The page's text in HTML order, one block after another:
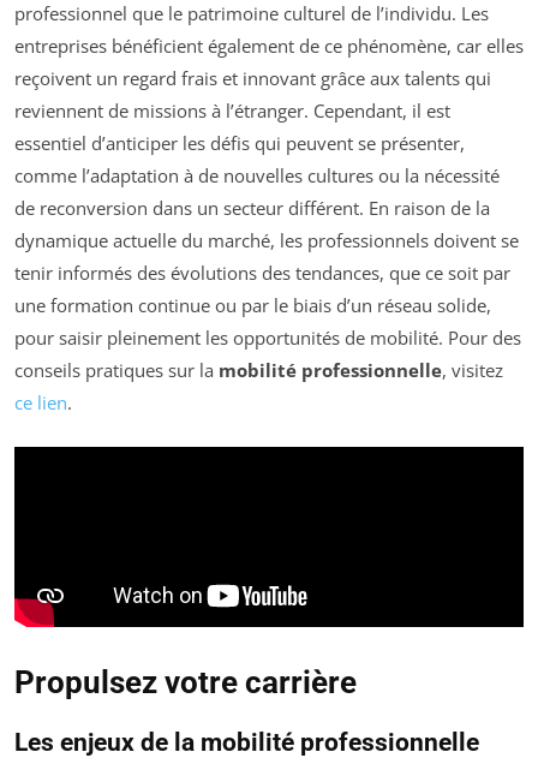
professionnel que le patrimoine culturel de l’individu. Les
entreprises bénéficient également de ce phénomène, car elles
reçoivent un regard frais et innovant grâce aux talents qui
reviennent de missions à l’étranger. Cependant, il est
essentiel d’anticiper les défis qui peuvent se présenter,
comme l’adaptation à de nouvelles cultures ou la nécessité
de reconversion dans un secteur différent. En raison de la
dynamique actuelle du marché, les professionnels doivent se
tenir informés des évolutions des tendances, que ce soit par
une formation continue ou par le biais d’un réseau solide,
pour saisir pleinement les opportunités de mobilité. Pour des
conseils pratiques sur la mobilité professionnelle, visitez
ce lien.
Propulsez votre carrière
Les enjeux de la mobilité professionnelle